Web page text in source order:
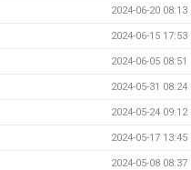
2024-06-20 08:13
2024-06-15 17:53
2024-06-05 08:51
2024-05-31 08:24
2024-05-24 09:12
2024-05-17 13:45
2024-05-08 08:37